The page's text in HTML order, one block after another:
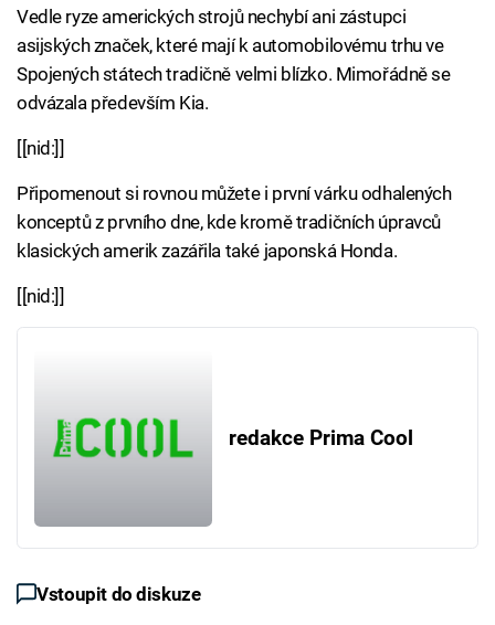
Vedle ryze amerických strojů nechybí ani zástupci
asijských značek, které mají k automobilovému trhu ve
Spojených státech tradičně velmi blízko. Mimořádně se
odvázala především Kia.
[[nid:]]
Připomenout si rovnou můžete i první várku odhalených
konceptů z prvního dne, kde kromě tradičních úpravců
klasických amerik zazářila také japonská Honda.
[[nid:]]
redakce Prima Cool
Vstoupit do diskuze